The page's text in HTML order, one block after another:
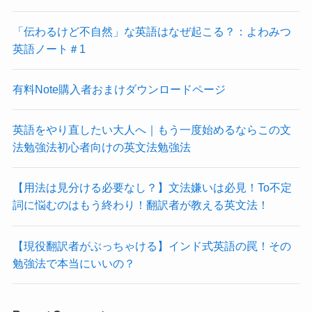
「伝わるけど不自然」な英語はなぜ起こる？：よわみつ
英語ノート＃1
有料Note購入者おまけダウンロードページ
英語をやり直したい大人へ｜もう一度始めるならこの文
法勉強法初心者向けの英文法勉強法
【用法は見分ける必要なし？】文法嫌いは必見！To不定
詞に悩むのはもう終わり！翻訳者が教える英文法！
【現役翻訳者がぶっちゃける】インド式英語の罠！その
勉強法で本当にいいの？